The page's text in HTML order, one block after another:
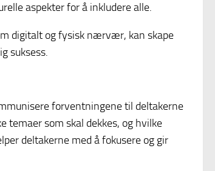
aspekter for å inkludere alle.
digitalt og fysisk nærvær, kan skape
suksess.
forventningene til deltakerne
temaer som skal dekkes, og hvilke
deltakerne med å fokusere og gir